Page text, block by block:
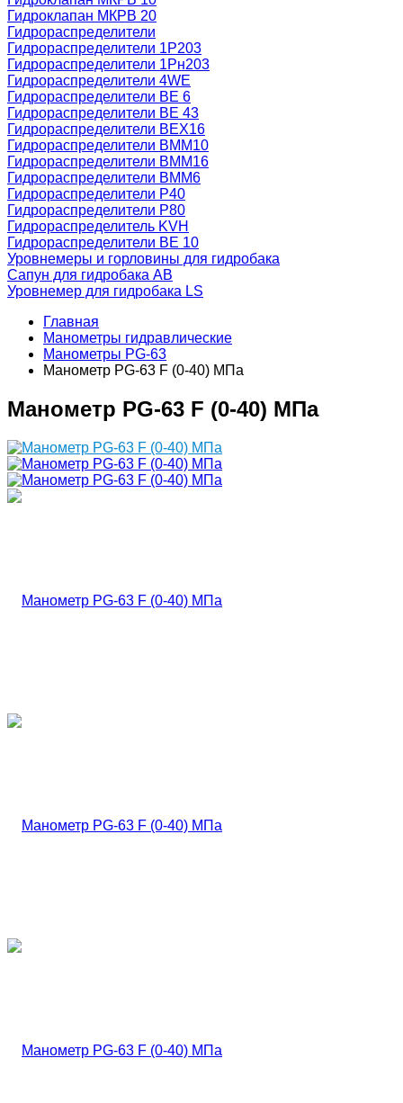
Гидроклапан МКРВ 20
Гидрораспределители
Гидрораспределители 1Р203
Гидрораспределители 1Рн203
Гидрораспределители 4WE
Гидрораспределители ВЕ 6
Гидрораспределители ВЕ 43
Гидрораспределители ВЕХ16
Гидрораспределители ВММ10
Гидрораспределители ВММ16
Гидрораспределители ВММ6
Гидрораспределители Р40
Гидрораспределители Р80
Гидрораспределитель KVH
Гидрораспределители ВЕ 10
Уровнемеры и горловины для гидробака
Сапун для гидробака АВ
Уровнемер для гидробака LS
Главная
Манометры гидравлические
Манометры PG-63
Манометр PG-63 F (0-40) МПа
Манометр PG-63 F (0-40) МПа